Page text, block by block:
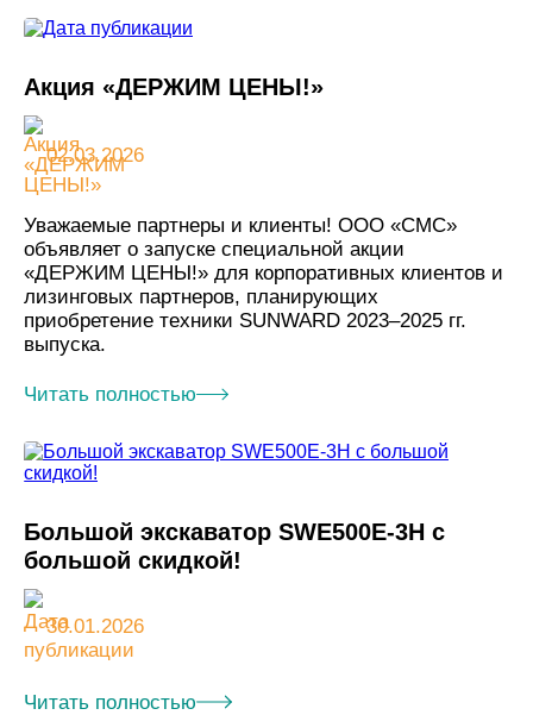
Акция «ДЕРЖИМ ЦЕНЫ!»
02.03.2026
Уважаемые партнеры и клиенты! ООО «СМС»
объявляет о запуске специальной акции
«ДЕРЖИМ ЦЕНЫ!» для корпоративных клиентов и
лизинговых партнеров, планирующих
приобретение техники SUNWARD 2023–2025 гг.
выпуска.
Читать полностью
Большой экскаватор SWE500E-3H с
большой скидкой!
30.01.2026
Читать полностью